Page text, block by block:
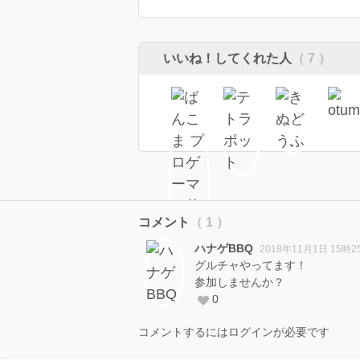
いいね！してくれた人 （ 7 ）
コメント （ 1 ）
ハナゲBBQ 2018年11月1日 15時
グルチャやってます！
参加しませんか？
0
コメントするにはログインが必要です